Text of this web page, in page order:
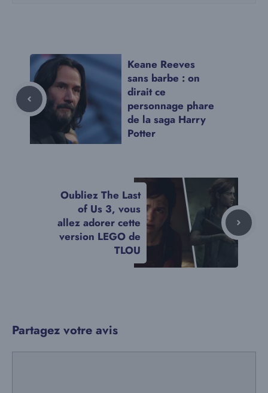
Keane Reeves
sans barbe : on
dirait ce
personnage phare
de la saga Harry
Potter
Oubliez The Last
of Us 3, vous
allez adorer cette
version LEGO de
TLOU
Partagez votre avis